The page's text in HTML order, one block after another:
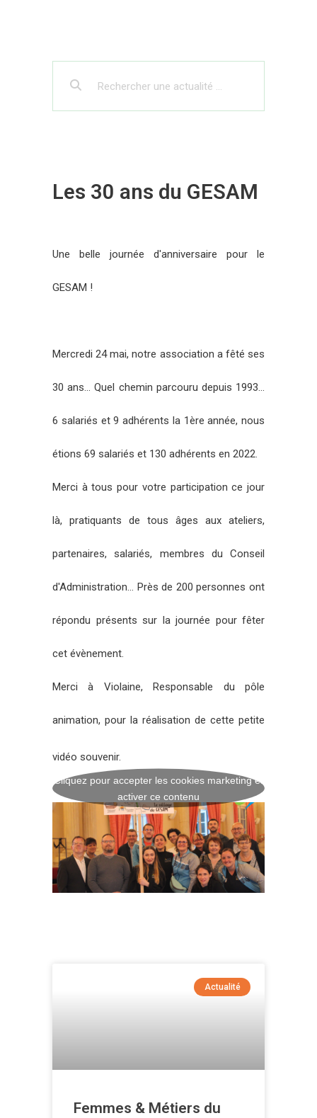
Les 30 ans du GESAM
Une belle journée d'anniversaire pour le
GESAM !
Mercredi 24 mai, notre association a fêté ses
30 ans… Quel chemin parcouru depuis 1993...
6 salariés et 9 adhérents la 1ère année, nous
étions 69 salariés et 130 adhérents en 2022.
Merci à tous pour votre participation ce jour
là, pratiquants de tous âges aux ateliers,
partenaires, salariés, membres du Conseil
d'Administration… Près de 200 personnes ont
répondu présents sur la journée pour fêter
cet évènement.
Merci à Violaine, Responsable du pôle
animation, pour la réalisation de cette petite
vidéo souvenir.
Cliquez pour accepter les cookies marketing et
activer ce contenu
Actualité
Femmes & Métiers du